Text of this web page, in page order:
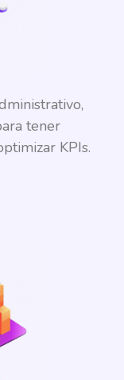
tener
KPIs.